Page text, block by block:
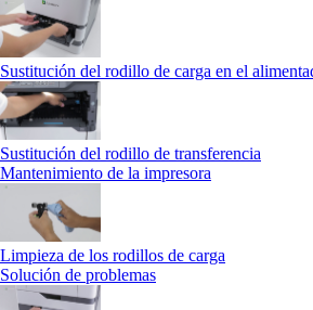
Sustitución del rodillo de carga en el
Sustitución del rodillo de transferencia
Mantenimiento de la impresora
Limpieza de los rodillos de carga
Solución de problemas